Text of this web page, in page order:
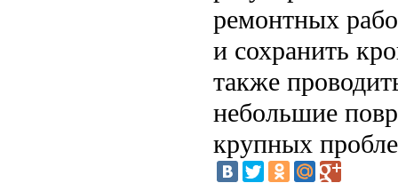
ремонтных
и сохранить
также
небольшие
крупных